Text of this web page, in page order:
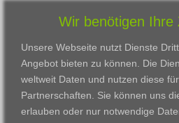
Wir benötigen Ihre
Unsere Webseite nutzt Dienste
Angebot bieten zu können. Die
weltweit Daten und nutzen diese
Partnerschaften. Sie können uns
erlauben oder nur notwendige